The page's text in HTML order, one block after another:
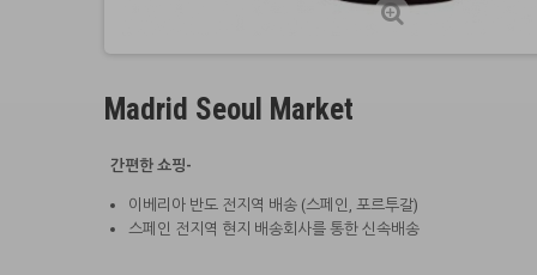
Madrid Seoul Market
간편한 쇼핑-
이베리아 반도 전지역 배송 (스페인, 포르투갈)
스페인 전지역 현지 배송회사를 통한 신속배송